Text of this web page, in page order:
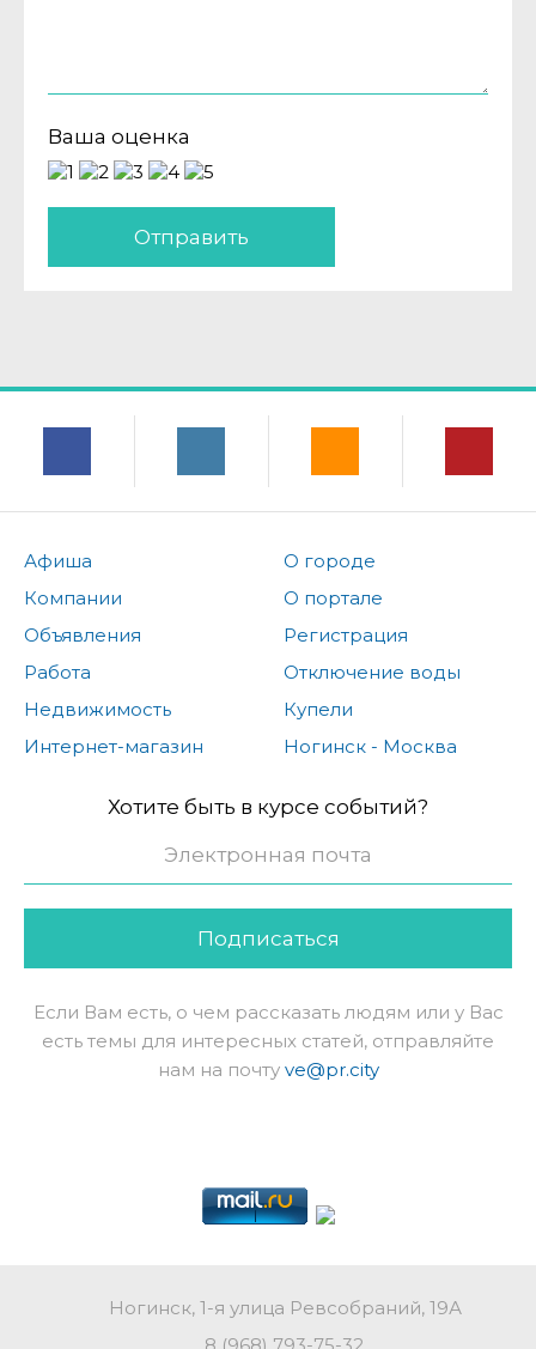
Ваша оценка
Отправить
Афиша
Компании
Объявления
Работа
Недвижимость
Интернет-магазин
О городе
О портале
Регистрация
Отключение воды
Купели
Ногинск - Москва
Хотите быть в курсе событий?
Подписаться
Если Вам есть, о чем рассказать людям или у Вас
есть темы для интересных статей, отправляйте
нам на почту ve@pr.city
Ногинск, 1-я улица Ревсобраний, 19А